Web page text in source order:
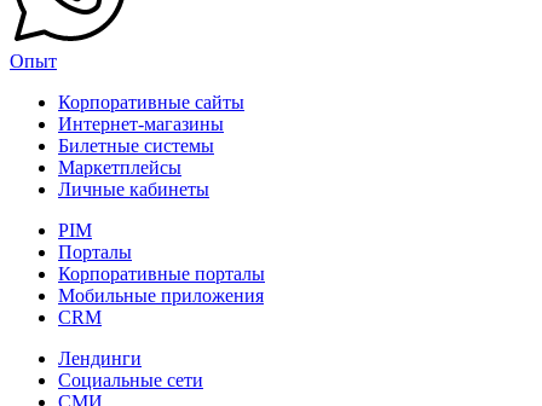
Опыт
Корпоративные сайты
Интернет-магазины
Билетные системы
Маркетплейсы
Личные кабинеты
PIM
Порталы
Корпоративные порталы
Мобильные приложения
CRM
Лендинги
Социальные сети
СМИ